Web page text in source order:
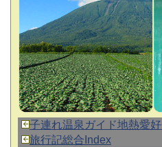
子連れ温泉ガイド地熱愛
旅行記総合Index